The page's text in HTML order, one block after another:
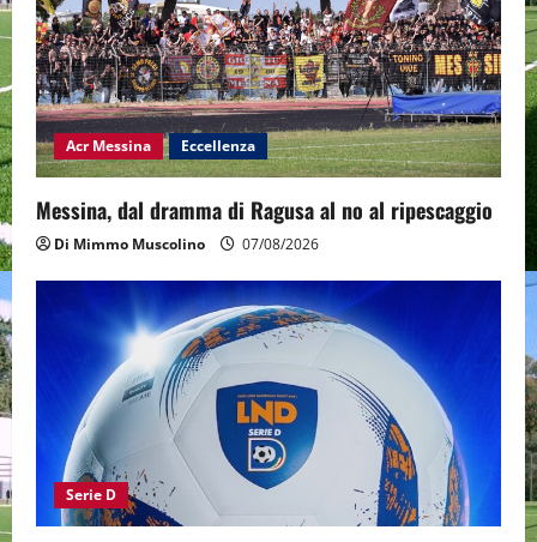
Acr Messina Eccellenza
Messina, dal dramma di Ragusa al no al ripescaggio
Di Mimmo Muscolino 07/08/2026
Serie D